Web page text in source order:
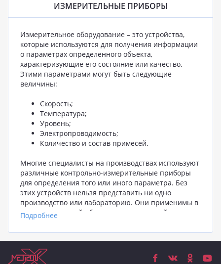
ИЗМЕРИТЕЛЬНЫЕ ПРИБОРЫ
Измерительное оборудование – это устройства,
которые используются для получения информации
о параметрах определенного объекта,
характеризующие его состояние или качество.
Этими параметрами могут быть следующие
величины:
Скорость;
Температура;
Уровень;
Электропроводимость;
Количество и состав примесей.
Многие специалисты на производствах используют
различные контрольно-измерительные приборы
для определения того или иного параметра. Без
этих устройств нельзя представить ни одно
производство или лабораторию. Они применимы в
природоохранной области, сельском хозяйстве,
пищевой промышленности. При помощи этого
оборудования можно получить данные
относительно технологии производства, состояния
окружающей среды. Даже ремонтные работы
нельзя проводить без прибора, измеряющего
Подробнее